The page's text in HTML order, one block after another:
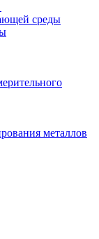
среды
металлов